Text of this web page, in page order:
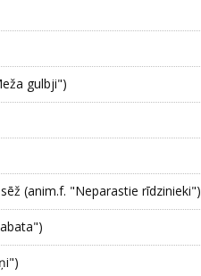
gulbji")
(anim.f. "Neparastie rīdzinieki")